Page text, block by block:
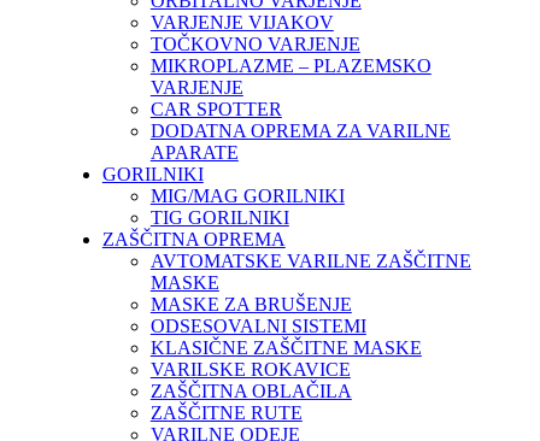
VARJENJE VIJAKOV
TOČKOVNO VARJENJE
MIKROPLAZME – PLAZEMSKO
VARJENJE
CAR SPOTTER
DODATNA OPREMA ZA VARILNE
APARATE
GORILNIKI
MIG/MAG GORILNIKI
TIG GORILNIKI
ZAŠČITNA OPREMA
AVTOMATSKE VARILNE ZAŠČITNE
MASKE
MASKE ZA BRUŠENJE
ODSESOVALNI SISTEMI
KLASIČNE ZAŠČITNE MASKE
VARILSKE ROKAVICE
ZAŠČITNA OBLAČILA
ZAŠČITNE RUTE
VARILNE ODEJE